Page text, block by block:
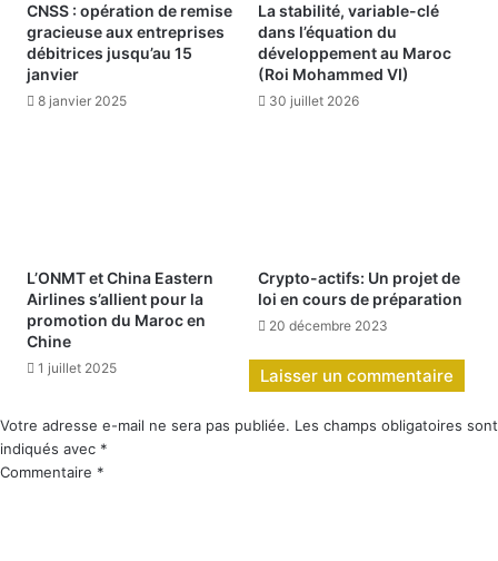
CNSS : opération de remise
gracieuse aux entreprises
débitrices jusqu’au 15
janvier
8 janvier 2025
La stabilité, variable-clé
dans l’équation du
développement au Maroc
(Roi Mohammed VI)
30 juillet 2026
L’ONMT et China Eastern
Airlines s’allient pour la
promotion du Maroc en
Chine
1 juillet 2025
Crypto-actifs: Un projet de
loi en cours de préparation
20 décembre 2023
Laisser un commentaire
Votre adresse e-mail ne sera pas publiée. Les champs obligatoires sont
indiqués avec *
Commentaire *